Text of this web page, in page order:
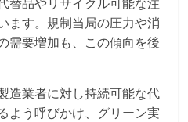
ます。規制当局の圧力や消
需要増加も、この傾向を後
造業者に対し持続可能な代
よう呼びかけ、グリーン実